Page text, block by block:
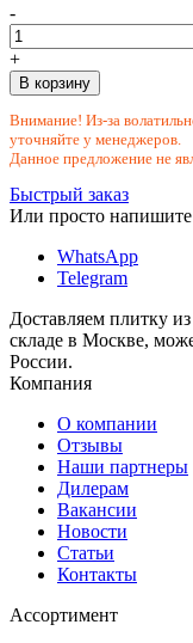
-
+
В корзину
Внимание! Из-за
уточняйте у менеджеров.
Данное предложение не
Быстрый заказ
Или просто
WhatsApp
Telegram
Доставляем плитку
складе в Москве,
России.
Компания
О компании
Отзывы
Наши партнеры
Дилерам
Вакансии
Новости
Статьи
Контакты
Ассортимент